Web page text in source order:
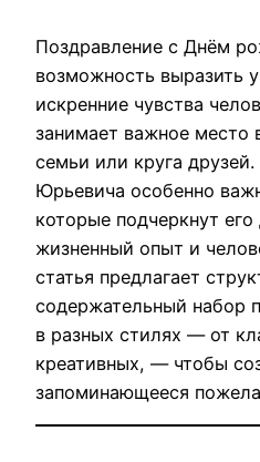
Поздравление с Днём
возможность выразить
искренние чувства
занимает важное место
семьи или круга
Юрьевича особенно
которые подчеркнут его
жизненный опыт и
статья предлагает
содержательный набор
в разных стилях — от
креативных, — чтобы
запоминающееся